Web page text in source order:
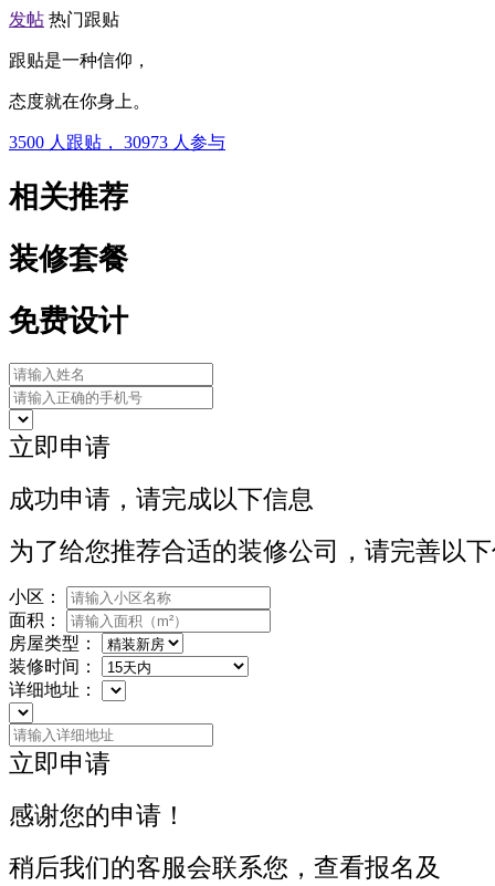
发帖 热门跟贴
跟贴是一种信仰，
态度就在你身上。
3500 人跟贴， 30973 人参与
相关推荐
装修套餐
免费设计
立即申请
成功申请，请完成以下信息
为了给您推荐合适的装修公司，请完善以
小区：
面积：
房屋类型：
装修时间：
详细地址：
立即申请
感谢您的申请！
稍后我们的客服会联系您，查看报名及